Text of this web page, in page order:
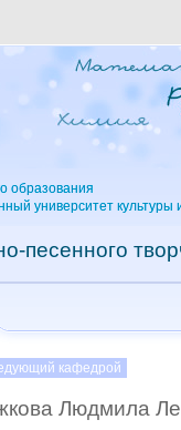
образования
университет культуры
песенного
кафедрой
Людмила